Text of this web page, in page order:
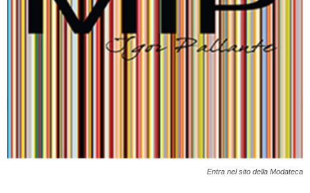
Entra nel sito della Modateca